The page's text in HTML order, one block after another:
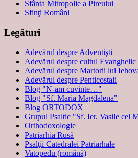
Sfânta Mitropolie a Pireului
Sfinţi Români
Legături
Adevărul despre Adventişti
Adevărul despre cultul Evanghelic
Adevărul despre Martorii lui
Adevărul despre Penticostali
Blog "N-am cuvinte…"
Blog "Sf. Maria Magdalena"
Blog ORTODOX
Grupul Psaltic "Sf. Ier. Vasile cel
Orthodoxologie
Patriarhia Rusă
Psalţii Catedralei Patriarhale
Vatopedu (română)